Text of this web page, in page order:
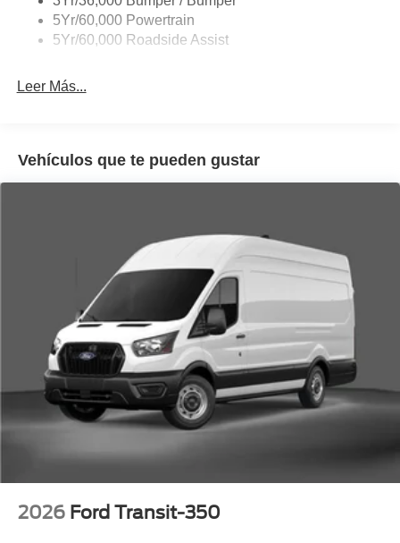
Tire Inflator/Sealant Kit
Wipers - Rain-Sensing
5Yr/60,000 Powertrain
5Yr/60,000 Roadside Assist
Leer Más...
Vehículos que te pueden gustar
2026 Ford Transit-350